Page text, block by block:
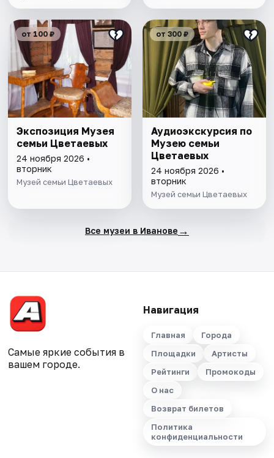
от 100 ₽
Экспозиция Музея
семьи Цветаевых
24 ноября 2026 •
вторник
Музей семьи Цветаевых
от 300 ₽
Аудиоэкскурсия по
Музею семьи
Цветаевых
24 ноября 2026 •
вторник
Музей семьи Цветаевых
Все музеи в Иванове →
Самые яркие события в
вашем городе.
Навигация
Главная
Города
Площадки
Артисты
Рейтинги
Промокоды
О нас
Возврат билетов
Политика
конфиденциальности